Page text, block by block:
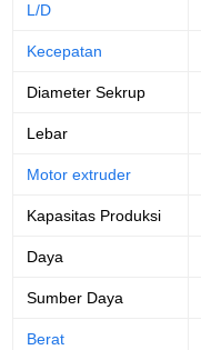
L/D
Kecepatan
Diameter Sekrup
Lebar
Motor extruder
Kapasitas Produksi
Daya
Sumber Daya
Berat